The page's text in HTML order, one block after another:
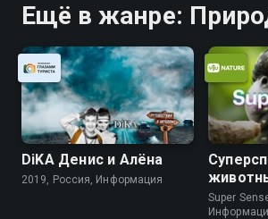
Ещё в жанре:
DiKA Денис и Алёна
2019, Россия, Информация
Super